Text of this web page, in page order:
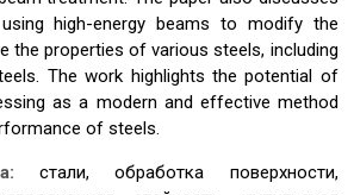
high-energy beams to modify the
the properties of various steels, including
The work highlights the potential of
as a modern and effective method
of steels.
стали, обработка поверхности,